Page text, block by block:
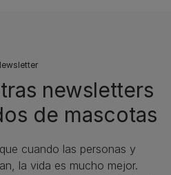
newsletters
de mascotas​
cuando las personas y
la vida es mucho mejor.